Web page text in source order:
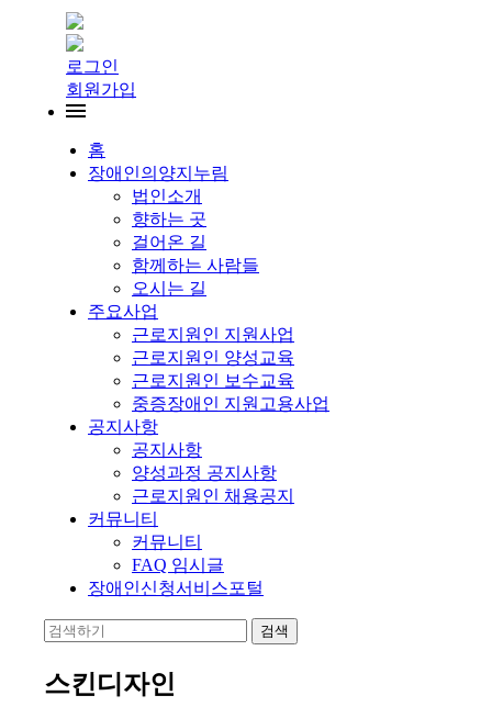
로그인
회원가입
홈
장애인의양지누림
법인소개
향하는 곳
걸어온 길
함께하는 사람들
오시는 길
주요사업
근로지원인 지원사업
근로지원인 양성교육
근로지원인 보수교육
중증장애인 지원고용사업
공지사항
공지사항
양성과정 공지사항
근로지원인 채용공지
커뮤니티
커뮤니티
FAQ 임시글
장애인신청서비스포털
스킨디자인